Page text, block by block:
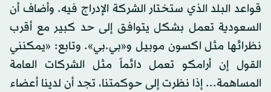
قواعد البلد الذي ستختار الشركة الإدراج فيه. وأضاف أن
السعودية تعمل بشكل يتوافق إلى حد كبير مع أقرب
نظرائها مثل اكسون موبيل و«بي.بي». وتابع: «يمكنني
القول إن أرامكو تعمل دائماً مثل الشركات العامة
المساهمة... إذا نظرت إلى حوكمتنا، تجد أن لدينا أعضاء